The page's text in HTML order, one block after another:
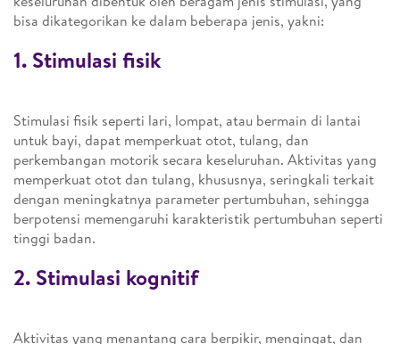
bisa dikategorikan ke dalam beberapa jenis, yakni:
1. Stimulasi fisik
Stimulasi fisik seperti lari, lompat, atau bermain di lantai
untuk bayi, dapat memperkuat otot, tulang, dan
perkembangan motorik secara keseluruhan. Aktivitas yang
memperkuat otot dan tulang, khususnya, seringkali terkait
dengan meningkatnya parameter pertumbuhan, sehingga
berpotensi memengaruhi karakteristik pertumbuhan seperti
tinggi badan.
2. Stimulasi kognitif
Aktivitas yang menantang cara berpikir, mengingat, dan